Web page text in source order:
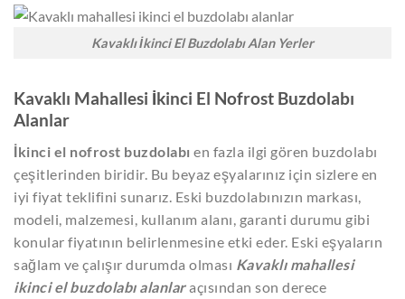
Kavaklı İkinci El Buzdolabı Alan Yerler
Kavaklı Mahallesi İkinci El Nofrost Buzdolabı
Alanlar
İkinci el nofrost buzdolabı en fazla ilgi gören buzdolabı
çeşitlerinden biridir. Bu beyaz eşyalarınız için sizlere en
iyi fiyat teklifini sunarız. Eski buzdolabınızın markası,
modeli, malzemesi, kullanım alanı, garanti durumu gibi
konular fiyatının belirlenmesine etki eder. Eski eşyaların
sağlam ve çalışır durumda olması Kavaklı mahallesi
ikinci el buzdolabı alanlaraçısından son derece